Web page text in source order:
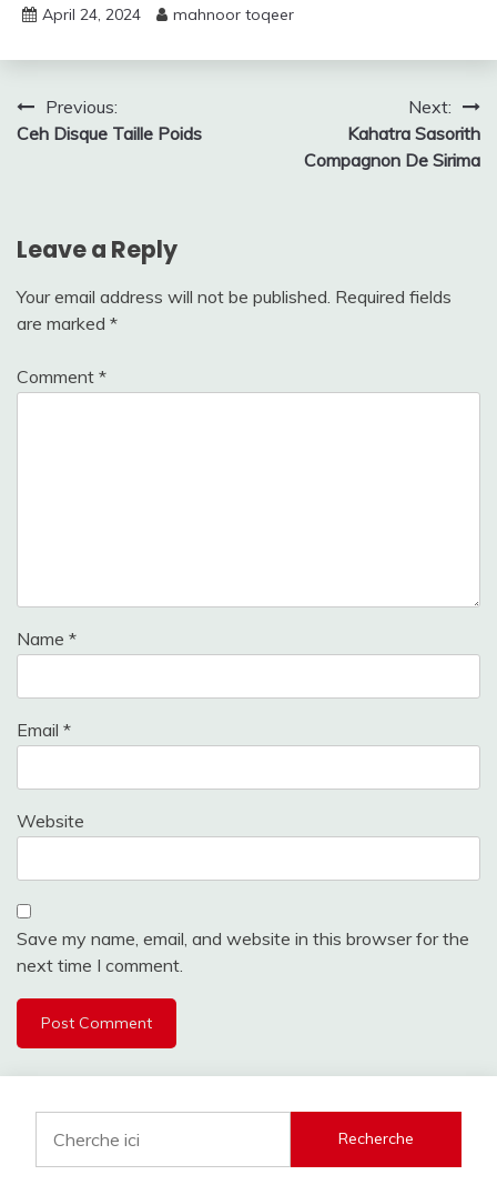
April 24, 2024 mahnoor toqeer
Post
navigation
Previous:
Ceh Disque Taille Poids
Next:
Kahatra Sasorith
Compagnon De Sirima
Leave a Reply
Your email address will not be published. Required fields
are marked *
Comment *
Name *
Email *
Website
Save my name, email, and website in this browser for the
next time I comment.
Recherche